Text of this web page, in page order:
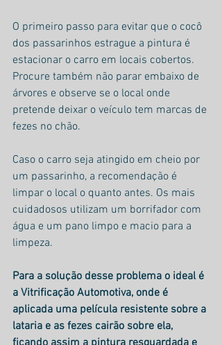
O primeiro passo para evitar que o cocô
dos passarinhos estrague a pintura é
estacionar o carro em locais cobertos.
Procure também não parar embaixo de
árvores e observe se o local onde
pretende deixar o veículo tem marcas de
fezes no chão.
Caso o carro seja atingido em cheio por
um passarinho, a recomendação é
limpar o local o quanto antes. Os mais
cuidadosos utilizam um borrifador com
água e um pano limpo e macio para a
limpeza.
Para a solução desse problema o ideal é
a Vitrificação Automotiva, onde é
aplicada uma película resistente sobre a
lataria e as fezes cairão sobre ela,